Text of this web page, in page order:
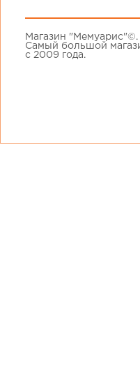
Магазин "Мемуарис"©.
Самый большой
с 2009 года.